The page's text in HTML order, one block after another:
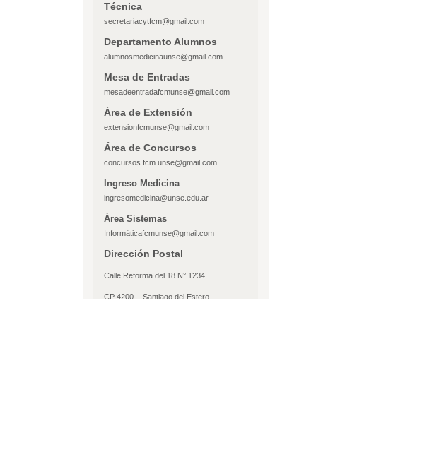
Técnica
secretariacytfcm@gmail.com
Departamento Alumnos
alumnosmedicinaunse@gmail.com
Mesa de Entradas
mesadeentradafcmunse@gmail.com
Área de Extensión
extensionfcmunse@gmail.com
Área de Concursos
concursos.fcm.unse@gmail.com
Ingreso Medicina
ingresomedicina@unse.edu.ar
Área Sistemas
Informáticafcmunse@gmail.com
Dirección Postal
Calle Reforma del 18 N° 1234
CP 4200 - Santiago del Estero